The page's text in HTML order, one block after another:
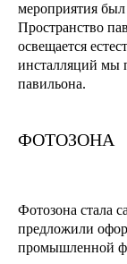
мероприятия
Пространство
освещается
инсталляций мы
павильона.
ФОТОЗОНА
Фотозона стала
предложили
промышленной